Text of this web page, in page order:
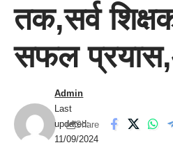
तक,सर्व
सफल
Last
updated:
11/09/2024
Admin
Share